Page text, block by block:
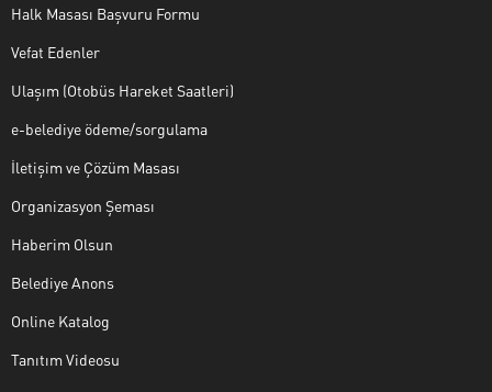
Halk Masası Başvuru Formu
Vefat Edenler
Ulaşım (Otobüs Hareket Saatleri)
e-belediye ödeme/sorgulama
İletişim ve Çözüm Masası
Organizasyon Şeması
Haberim Olsun
Belediye Anons
Online Katalog
Tanıtım Videosu